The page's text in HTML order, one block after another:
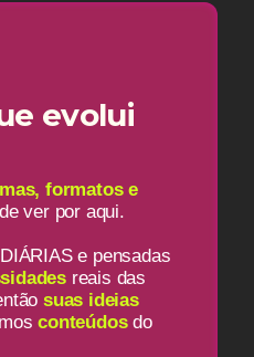
evolui
formatos e
ver por aqui.
e pensadas
reais das
suas ideias
conteúdosdo